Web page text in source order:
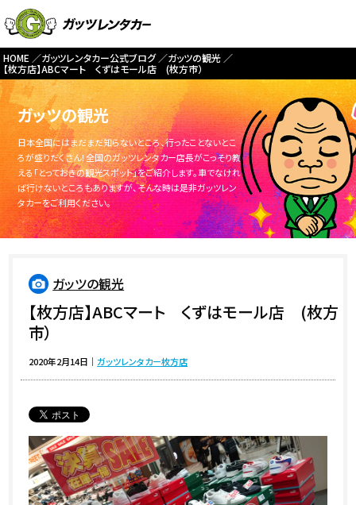
HOME ガッツレンタカー公式ブログ
ガッツの観光
【枚方店】ABCマート くずはモール店 (枚方市）
ガッツの観光
日本全国にはまだまだ知らないところ、行ったことないとこ
ろが盛りだくさん！全国のガッツレンタカー店長がこっそり教
える「とっておきの観光スポット」をご紹介します。車でなけれ
ば行けないところもありますが、そんな時は是非ガッツレン
タカーをご利用ください。
ガッツの観光
【枚方店】ABCマート くずはモール店 (枚方
市）
2020年2月14日 ｜ガッツレンタカー枚方店